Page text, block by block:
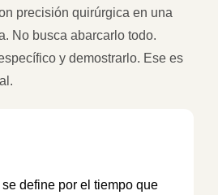
precisión quirúrgica en una
No busca abarcarlo todo.
y demostrarlo. Ese es
define por el tiempo que